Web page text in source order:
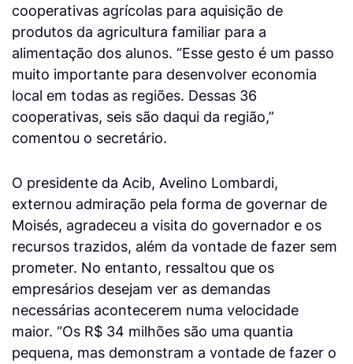
cooperativas agrícolas para aquisição de
produtos da agricultura familiar para a
alimentação dos alunos. “Esse gesto é um passo
muito importante para desenvolver economia
local em todas as regiões. Dessas 36
cooperativas, seis são daqui da região,”
comentou o secretário.
O presidente da Acib, Avelino Lombardi,
externou admiração pela forma de governar de
Moisés, agradeceu a visita do governador e os
recursos trazidos, além da vontade de fazer sem
prometer. No entanto, ressaltou que os
empresários desejam ver as demandas
necessárias acontecerem numa velocidade
maior. “Os R$ 34 milhões são uma quantia
pequena, mas demonstram a vontade de fazer o